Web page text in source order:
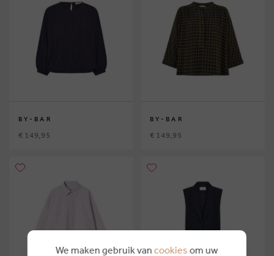
BY-BAR
€ 149,95
BY-BAR
€ 149,95
We maken gebruik van cookies om uw